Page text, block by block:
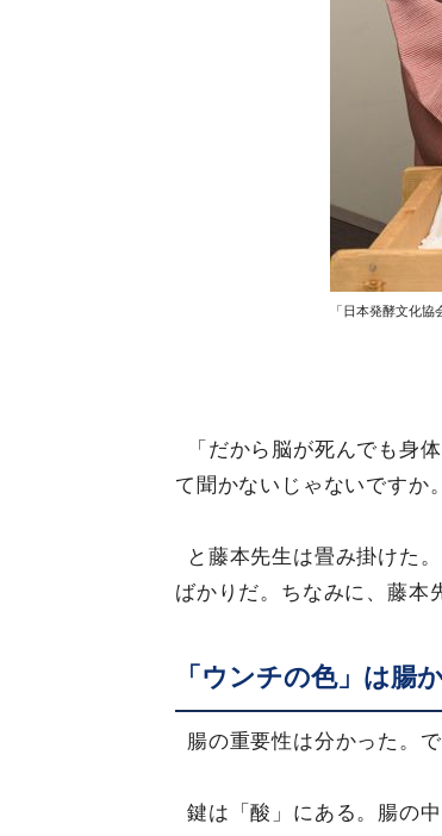
「日本発酵文化
「だから脳が死んでも身
て聞かないじゃないですか
と藤本先生は畳み掛けた
ばかりだ。ちなみに、藤本
「ウンチの色」は腸
腸の重要性は分かった。
鍵は「酸」にある。腸の